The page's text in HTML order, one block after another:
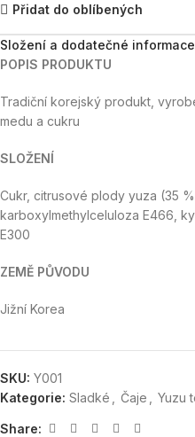
Přidat do oblíbených
Složení a dodatečné informace
POPIS PRODUKTU
Tradiční korejský produkt,
medu a cukru
SLOŽENÍ
Cukr, citrusové plody yuza (35
karboxylmethylceluloza E466,
E300
ZEMĚ PŮVODU
Jižní Korea
SKU: Y001
Kategorie: Sladké Čaje Yuzu
Share: